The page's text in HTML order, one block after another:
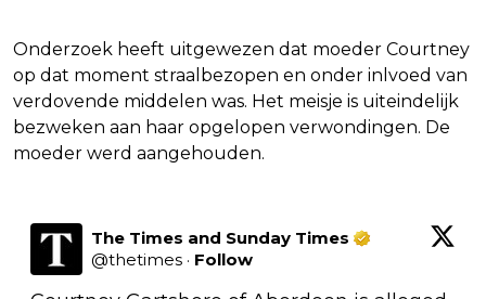
Onderzoek heeft uitgewezen dat moeder Courtney
op dat moment straalbezopen en onder inlvoed van
verdovende middelen was. Het meisje is uiteindelijk
bezweken aan haar opgelopen verwondingen. De
moeder werd aangehouden.
The Times and Sunday Times
@thetimes · Follow